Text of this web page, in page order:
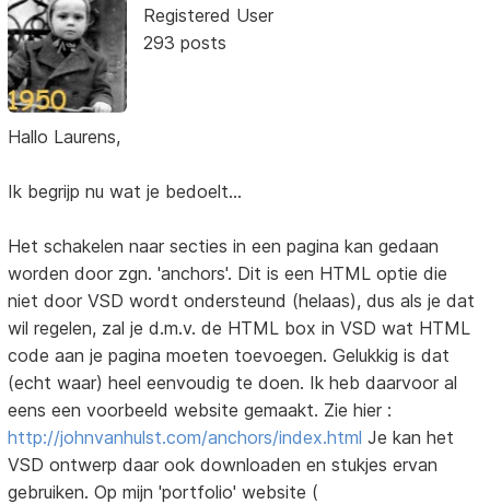
Registered User
293 posts
Hallo Laurens,
Ik begrijp nu wat je bedoelt...
Het schakelen naar secties in een pagina kan gedaan
worden door zgn. 'anchors'. Dit is een HTML optie die
niet door VSD wordt ondersteund (helaas), dus als je dat
wil regelen, zal je d.m.v. de HTML box in VSD wat HTML
code aan je pagina moeten toevoegen. Gelukkig is dat
(echt waar) heel eenvoudig te doen. Ik heb daarvoor al
eens een voorbeeld website gemaakt. Zie hier :
http://johnvanhulst.com/anchors/index.html Je kan het
VSD ontwerp daar ook downloaden en stukjes ervan
gebruiken. Op mijn 'portfolio' website (